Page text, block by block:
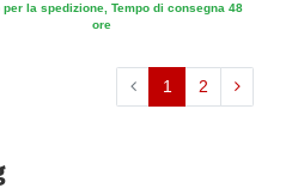
per la spedizione, Tempo di consegna 48
ore
1 2